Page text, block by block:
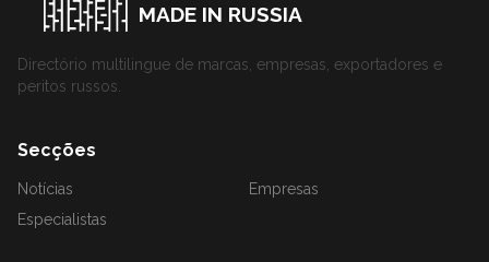
MADE IN RUSSIA
Directório multilingue de marcas, empresas, exportadores e
peritos russos.
Secções
Notícias
Empresas
Especialistas